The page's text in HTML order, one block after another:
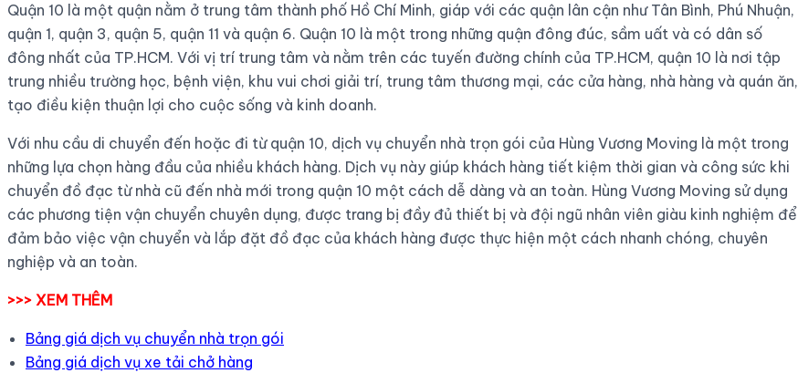
Quận 10 là một quận nằm ở trung tâm thành phố Hồ Chí Minh, giáp với các quận lân cận như Tân Bình, Phú Nhuận,
quận 1, quận 3, quận 5, quận 11 và quận 6. Quận 10 là một trong những quận đông đúc, sầm uất và có dân số
đông nhất của TP.HCM. Với vị trí trung tâm và nằm trên các tuyến đường chính của TP.HCM, quận 10 là nơi tập
trung nhiều trường học, bệnh viện, khu vui chơi giải trí, trung tâm thương mại, các cửa hàng, nhà hàng và quán ăn,
tạo điều kiện thuận lợi cho cuộc sống và kinh doanh.
Với nhu cầu di chuyển đến hoặc đi từ quận 10, dịch vụ chuyển nhà trọn gói của Hùng Vương Moving là một trong
những lựa chọn hàng đầu của nhiều khách hàng. Dịch vụ này giúp khách hàng tiết kiệm thời gian và công sức khi
chuyển đồ đạc từ nhà cũ đến nhà mới trong quận 10 một cách dễ dàng và an toàn. Hùng Vương Moving sử dụng
các phương tiện vận chuyển chuyên dụng, được trang bị đầy đủ thiết bị và đội ngũ nhân viên giàu kinh nghiệm để
đảm bảo việc vận chuyển và lắp đặt đồ đạc của khách hàng được thực hiện một cách nhanh chóng, chuyên
nghiệp và an toàn.
>>> XEM THÊM
Bảng giá dịch vụ chuyển nhà trọn gói
Bảng giá dịch vụ xe tải chở hàng